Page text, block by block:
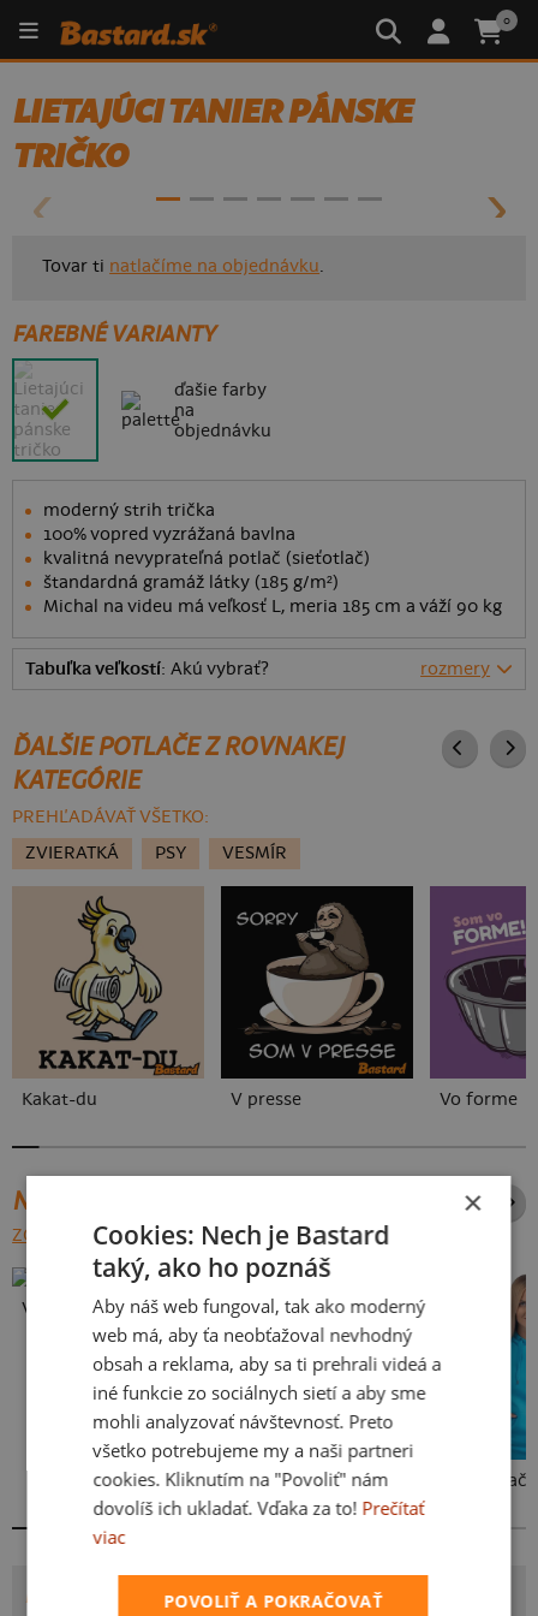
0
LIETAJÚCI TANIER PÁNSKE
TRIČKO
- 50%
Tovar ti natlačíme na objednávku.
FAREBNÉ VARIANTY
ďašie farby
na
objednávku
moderný strih trička
100% vopred vyzrážaná bavlna
kvalitná nevyprateľná potlač (sieťotlač)
štandardná gramáž látky (185 g/m²)
Michal na videu má veľkosť L, meria 185 cm a váží 90 kg
Tabuľka veľkostí: Akú vybrať? rozmery
ĎALŠIE POTLAČE Z ROVNAKEJ
KATEGÓRIE
PREHĽADÁVAŤ VŠETKO:
ZVIERATKÁ
PSY VESMÍR
Kakat-du V presse Vo forme
NAJPREDÁVANEJŠIE POTLAČE
ZOBRAZIŤ VŠETKY
Vlastná potlač
Kakat-du Bez potlače
POTLAČ LIETAJÚCI TANIER
×
Cookies: Nech je Bastard
taký, ako ho poznáš
Aby náš web fungoval, tak ako moderný
web má, aby ťa neobťažoval nevhodný
obsah a reklama, aby sa ti prehrali videá a
iné funkcie zo sociálnych sietí a aby sme
mohli analyzovať návštevnosť. Preto
všetko potrebujeme my a naši partneri
cookies. Kliknutím na "Povoliť" nám
dovolíš ich ukladať. Vďaka za to! Prečítať
viac
POVOLIŤ A POKRAČOVAŤ